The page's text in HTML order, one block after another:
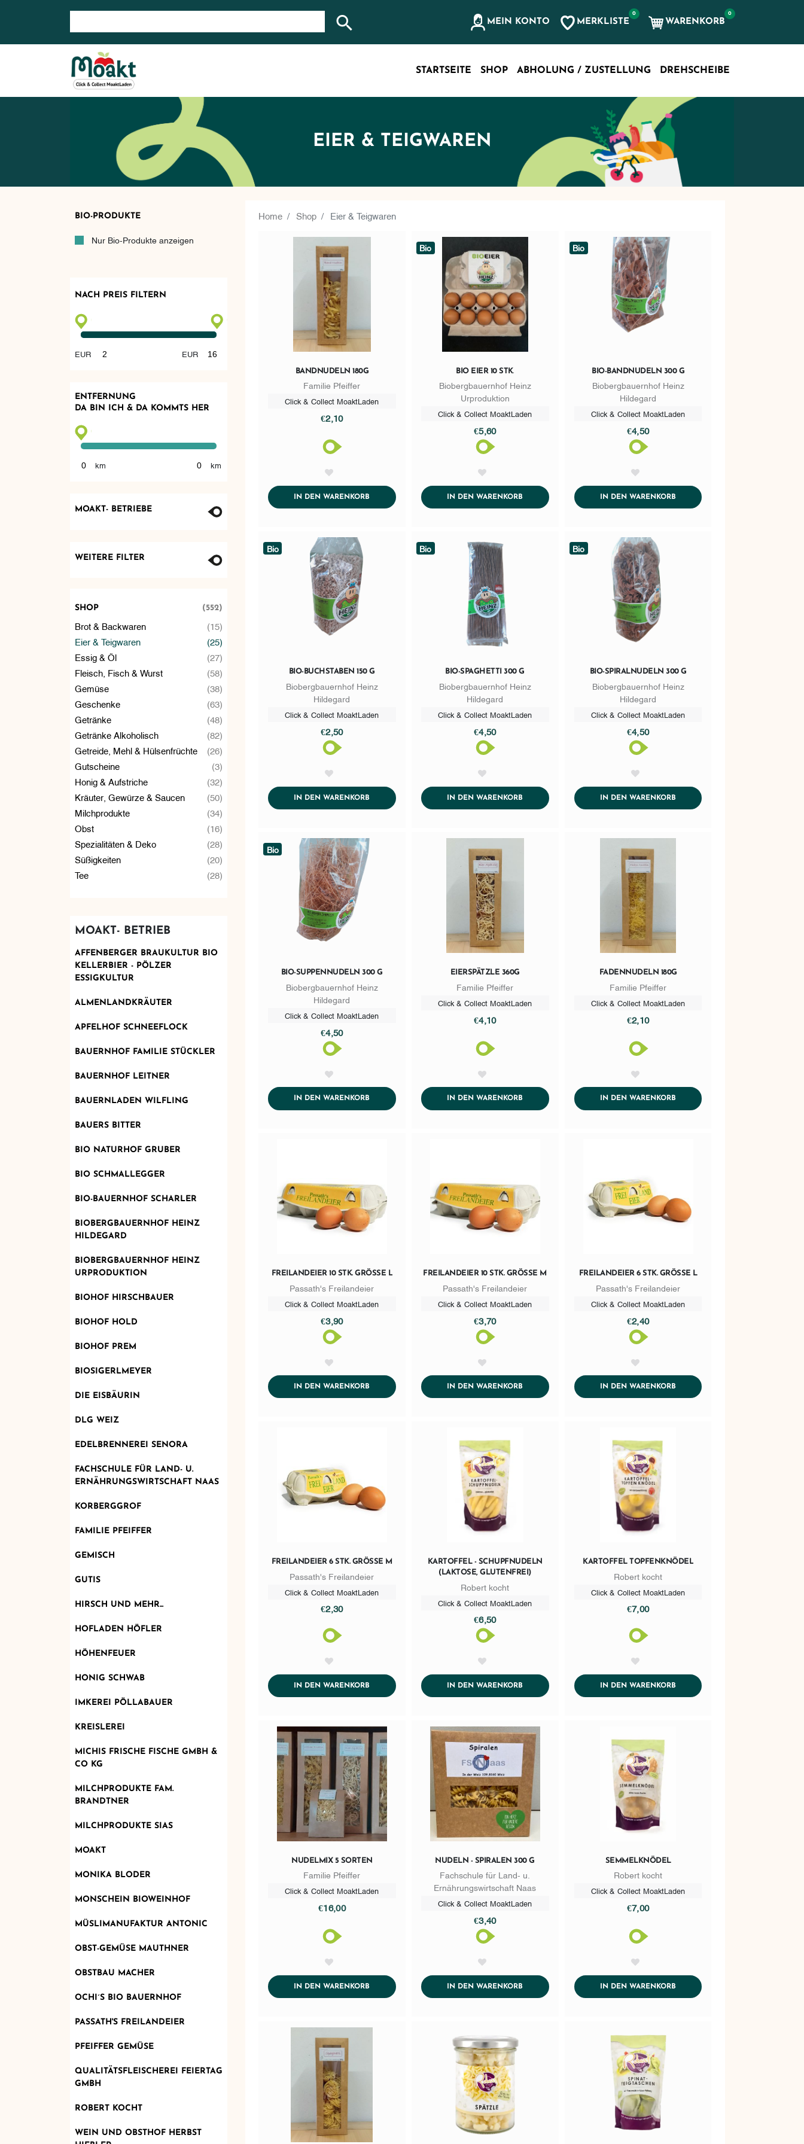
Suche nach: Zum Beispiel Wein, Fleisch, Keramik, Holz, etc...
MEIN KONTO MERKLISTE
0
WARENKORB
0
STARTSEITE SHOP ABHOLUNG / ZUSTELLUNG DREHSCHEIBE
EIER & TEIGWAREN
BIO-PRODUKTE
Nur Bio-Produkte anzeigen
NACH PREIS FILTERN
ENTFERNUNG
DA BIN ICH & DA KOMMTS HER
MOAKT- BETRIEBE
WEITERE FILTER
SHOP (552)
Brot & Backwaren (15)
Eier & Teigwaren (25)
Essig & Öl (27)
Fleisch, Fisch & Wurst (58)
Gemüse (38)
Geschenke (63)
Getränke (48)
Getränke Alkoholisch (82)
Getreide, Mehl & Hülsenfrüchte (26)
Gutscheine (3)
Honig & Aufstriche (32)
Kräuter, Gewürze & Saucen (50)
Milchprodukte (34)
Obst (16)
Spezialitäten & Deko (28)
Süßigkeiten (20)
Tee (28)
MOAKT- BETRIEB
AFFENBERGER BRAUKULTUR BIO
KELLERBIER - PÖLZER
ESSIGKULTUR
ALMENLANDKRÄUTER
APFELHOF SCHNEEFLOCK
BAUERNHOF FAMILIE STÜCKLER
BAUERNHOF LEITNER
BAUERNLADEN WILFLING
BAUERS BITTER
BIO NATURHOF GRUBER
BIO SCHMALLEGGER
BIO-BAUERNHOF SCHARLER
BIOBERGBAUERNHOF HEINZ
HILDEGARD
BIOBERGBAUERNHOF HEINZ
URPRODUKTION
BIOHOF HIRSCHBAUER
BIOHOF HOLD
BIOHOF PREM
BIOSIGERLMEYER
DIE EISBÄURIN
DLG WEIZ
EDELBRENNEREI SENORA
FACHSCHULE FÜR LAND- U.
ERNÄHRUNGSWIRTSCHAFT NAAS
KORBERGGROF
FAMILIE PFEIFFER
GEMISCH
GUTIS
HIRSCH UND MEHR...
HOFLADEN HÖFLER
HÖHENFEUER
HONIG SCHWAB
IMKEREI PÖLLABAUER
KREISLEREI
MICHIS FRISCHE FISCHE GMBH &
CO KG
MILCHPRODUKTE FAM.
BRANDTNER
MILCHPRODUKTE SIAS
MOAKT
MONIKA BLODER
MONSCHEIN BIOWEINHOF
MÜSLIMANUFAKTUR ANTONIC
OBST-GEMÜSE MAUTHNER
OBSTBAU MACHER
OCHI´S BIO BAUERNHOF
PASSATH'S FREILANDEIER
PFEIFFER GEMÜSE
QUALITÄTSFLEISCHEREI FEIERTAG
GMBH
ROBERT KOCHT
WEIN UND OBSTHOF HERBST
Home Shop Eier & Teigwaren
BANDNUDELN 180G
Familie Pfeiffer
Click & Collect MoaktLaden
€2,10
IN DEN WARENKORBADDTOCART
Bio
BIO EIER 10 STK.
Biobergbauernhof Heinz
Urproduktion
Click & Collect MoaktLaden
€5,60
IN DEN WARENKORBADDTOCART
Bio
BIO-BANDNUDELN 300 G
Biobergbauernhof Heinz
Hildegard
Click & Collect MoaktLaden
€4,50
IN DEN WARENKORBADDTOCART
Bio
BIO-BUCHSTABEN 150 G
Biobergbauernhof Heinz
Hildegard
Click & Collect MoaktLaden
€2,50
IN DEN WARENKORBADDTOCART
Bio
BIO-SPAGHETTI 300 G
Biobergbauernhof Heinz
Hildegard
Click & Collect MoaktLaden
€4,50
IN DEN WARENKORBADDTOCART
Bio
BIO-SPIRALNUDELN 300 G
Biobergbauernhof Heinz
Hildegard
Click & Collect MoaktLaden
€4,50
IN DEN WARENKORBADDTOCART
Bio
BIO-SUPPENNUDELN 300 G
Biobergbauernhof Heinz
Hildegard
Click & Collect MoaktLaden
€4,50
IN DEN WARENKORBADDTOCART
EIERSPÄTZLE 360G
Familie Pfeiffer
Click & Collect MoaktLaden
€4,10
IN DEN WARENKORBADDTOCART
FADENNUDELN 180G
Familie Pfeiffer
Click & Collect MoaktLaden
€2,10
IN DEN WARENKORBADDTOCART
FREILANDEIER 10 STK. GRÖSSE L
Passath's Freilandeier
Click & Collect MoaktLaden
€3,90
IN DEN WARENKORBADDTOCART
FREILANDEIER 10 STK. GRÖSSE M
Passath's Freilandeier
Click & Collect MoaktLaden
€3,70
IN DEN WARENKORBADDTOCART
FREILANDEIER 6 STK. GRÖSSE L
Passath's Freilandeier
Click & Collect MoaktLaden
€2,40
IN DEN WARENKORBADDTOCART
FREILANDEIER 6 STK. GRÖSSE M
Passath's Freilandeier
Click & Collect MoaktLaden
€2,30
IN DEN WARENKORBADDTOCART
KARTOFFEL - SCHUPFNUDELN
(LAKTOSE, GLUTENFREI)
Robert kocht
Click & Collect MoaktLaden
€6,50
IN DEN WARENKORBADDTOCART
KARTOFFEL TOPFENKNÖDEL
Robert kocht
Click & Collect MoaktLaden
€7,00
IN DEN WARENKORBADDTOCART
NUDELMIX 5 SORTEN
Familie Pfeiffer
Click & Collect MoaktLaden
€16,00
IN DEN WARENKORBADDTOCART
NUDELN - SPIRALEN 300 G
Fachschule für Land- u.
Ernährungswirtschaft Naas
Click & Collect MoaktLaden
€3,40
IN DEN WARENKORBADDTOCART
SEMMELKNÖDEL
Robert kocht
Click & Collect MoaktLaden
€7,00
IN DEN WARENKORBADDTOCART